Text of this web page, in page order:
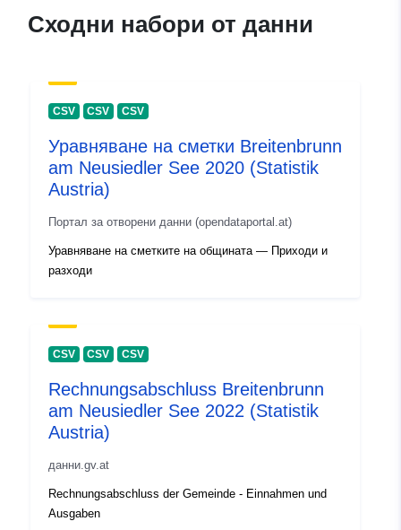
Сходни набори от данни
CSV CSV CSV
Уравняване на сметки Breitenbrunn
am Neusiedler See 2020 (Statistik
Austria)
Портал за отворени данни (opendataportal.at)
Уравняване на сметките на общината — Приходи и
разходи
CSV CSV CSV
Rechnungsabschluss Breitenbrunn
am Neusiedler See 2022 (Statistik
Austria)
данни.gv.at
Rechnungsabschluss der Gemeinde - Einnahmen und
Ausgaben